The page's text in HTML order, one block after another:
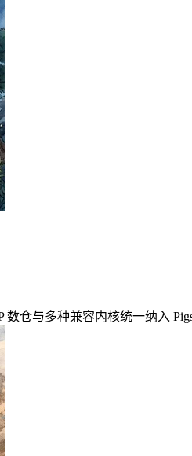
数仓与多种兼容内核统一纳入